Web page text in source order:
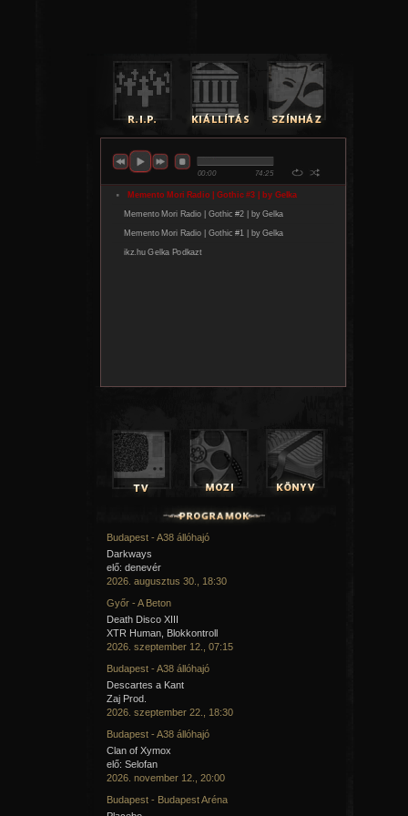
Budapest - A38 állóhajó
Darkways
elő: denevér
2026. augusztus 30., 18:30
Győr - A Beton
Death Disco XIII
XTR Human, Blokkontroll
2026. szeptember 12., 07:15
Budapest - A38 állóhajó
Descartes a Kant
Zaj Prod.
2026. szeptember 22., 18:30
Budapest - A38 állóhajó
Clan of Xymox
elő: Selofan
2026. november 12., 20:00
Budapest - Budapest Aréna